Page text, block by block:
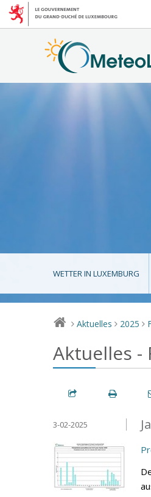
WETTER IN LUXEMBURG
> Aktuelles > 2025 >
Aktuelles -
3-02-2025